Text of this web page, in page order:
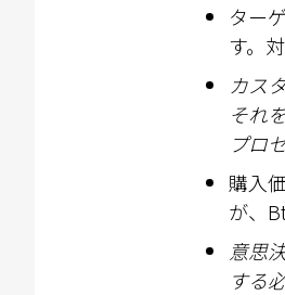
ター
す。
カス
それ
プロ
購入
が、
意思
する